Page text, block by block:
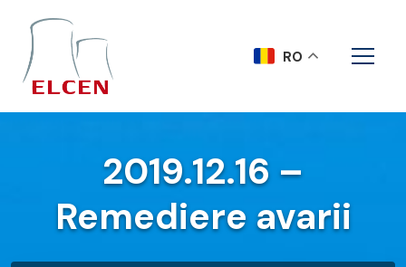
2019.12.16 –
Remediere avarii
RO